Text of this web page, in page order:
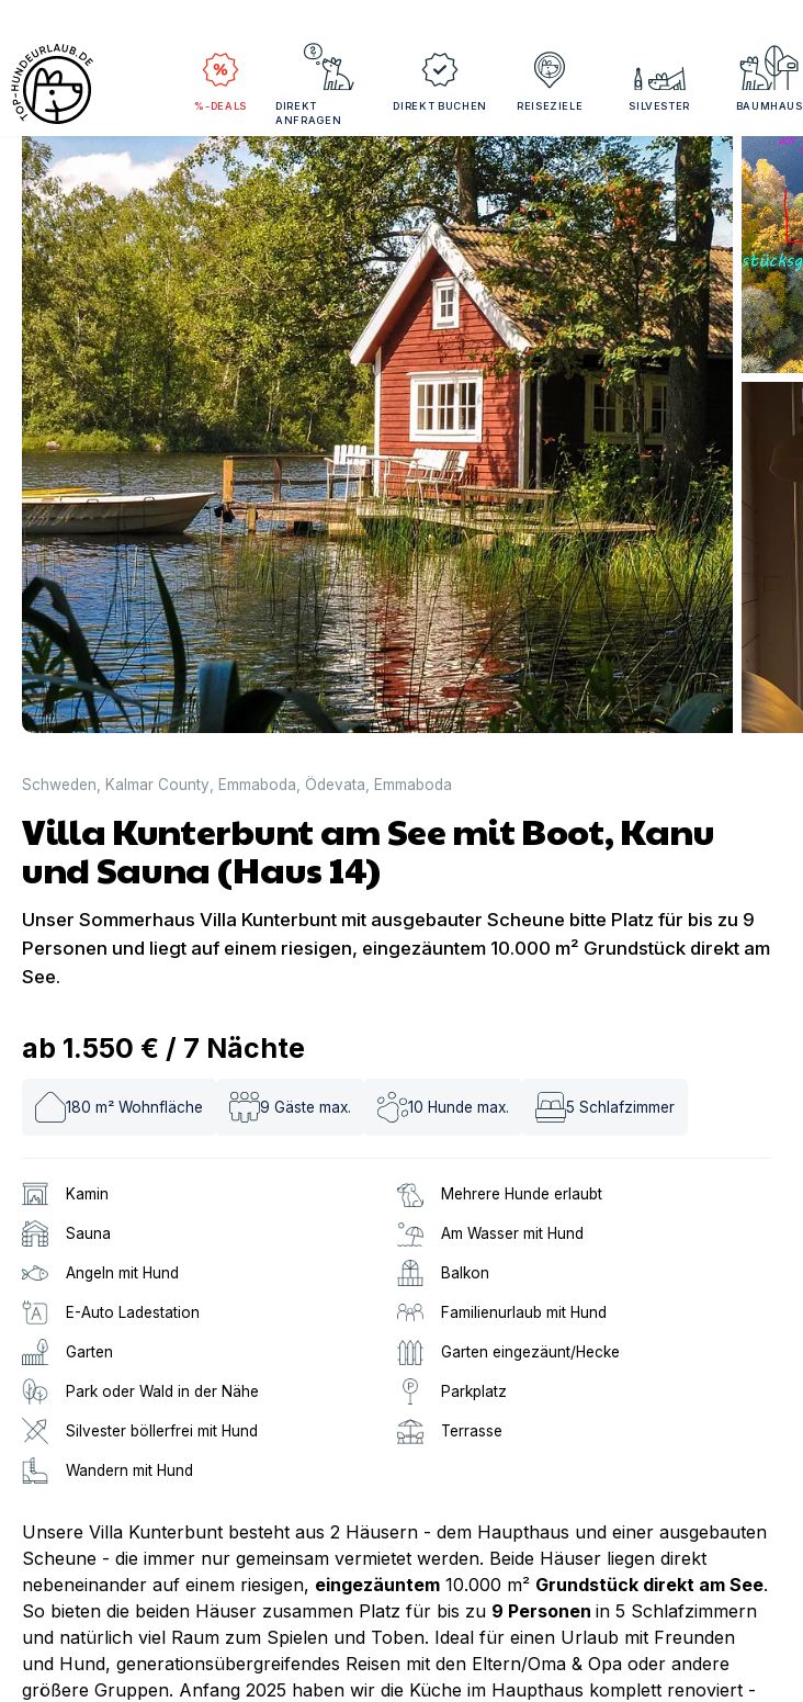
%-DEALS
DIREKT
ANFRAGEN
DIREKT BUCHEN REISEZIELE SILVESTER BAUMHAUS
Schweden Kalmar County Emmaboda Ödevata Emmaboda
Villa Kunterbunt am See mit Boot, Kanu
und Sauna (Haus 14)
Unser Sommerhaus Villa Kunterbunt mit ausgebauter Scheune bitte Platz für bis zu 9
Personen und liegt auf einem riesigen, eingezäuntem 10.000 m² Grundstück direkt am
See.
ab 1.550 € / 7 Nächte
180 m² Wohnfläche 9 Gäste max. 10 Hunde max. 5 Schlafzimmer
Kamin Mehrere Hunde erlaubt
Sauna Am Wasser mit Hund
Angeln mit Hund Balkon
E-Auto Ladestation Familienurlaub mit Hund
Garten Garten eingezäunt/Hecke
Park oder Wald in der Nähe Parkplatz
Silvester böllerfrei mit Hund Terrasse
Wandern mit Hund
Unsere Villa Kunterbunt besteht aus 2 Häusern - dem Haupthaus und einer ausgebauten
Scheune - die immer nur gemeinsam vermietet werden. Beide Häuser liegen direkt
nebeneinander auf einem riesigen, eingezäuntem 10.000 m² Grundstück direkt am See.
So bieten die beiden Häuser zusammen Platz für bis zu 9 Personen in 5 Schlafzimmern
und natürlich viel Raum zum Spielen und Toben. Ideal für einen Urlaub mit Freunden
und Hund, generationsübergreifendes Reisen mit den Eltern/Oma & Opa oder andere
größere Gruppen. Anfang 2025 haben wir die Küche im Haupthaus komplett renoviert -